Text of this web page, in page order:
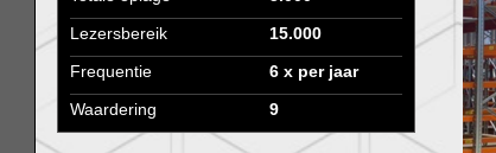
Lezersbereik
15.000
Frequentie
6 x per jaar
Waardering
9